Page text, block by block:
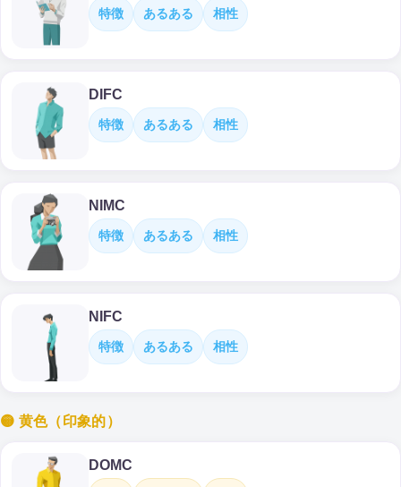
特徴 あるある 相性
DIFC
特徴 あるある 相性
NIMC
特徴 あるある 相性
NIFC
特徴 あるある 相性
🟡 黄色（印象的）
DOMC